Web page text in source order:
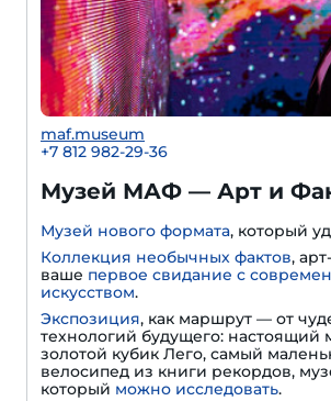
maf.museum
+7 812 982-29-36
Музей МАФ — Арт и
Музей нового формата, который
Коллекция необычных фактов,
ваше первое свидание с
искусством.
Экспозиция, как маршрут — от
технологий будущего: настоящий
золотой кубик Лего, самый
велосипед из книги рекордов,
который можно исследовать.